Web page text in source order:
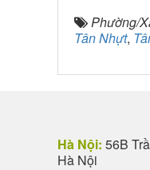
Phường/
Tân Nhựt,
Hà Nội: 56B
Hà Nội